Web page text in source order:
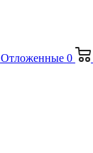
Отложенные 0